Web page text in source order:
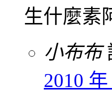
生什麼素
小布布
2010